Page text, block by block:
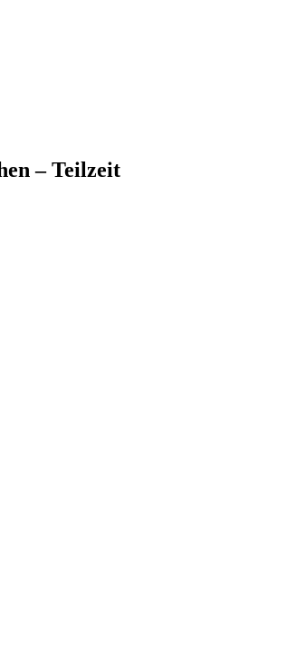
– Teilzeit